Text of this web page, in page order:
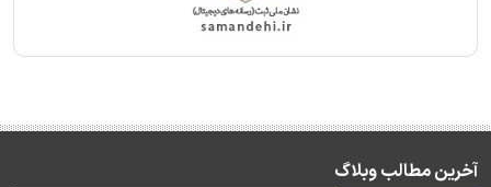
آخرین مطالب وبلاگ